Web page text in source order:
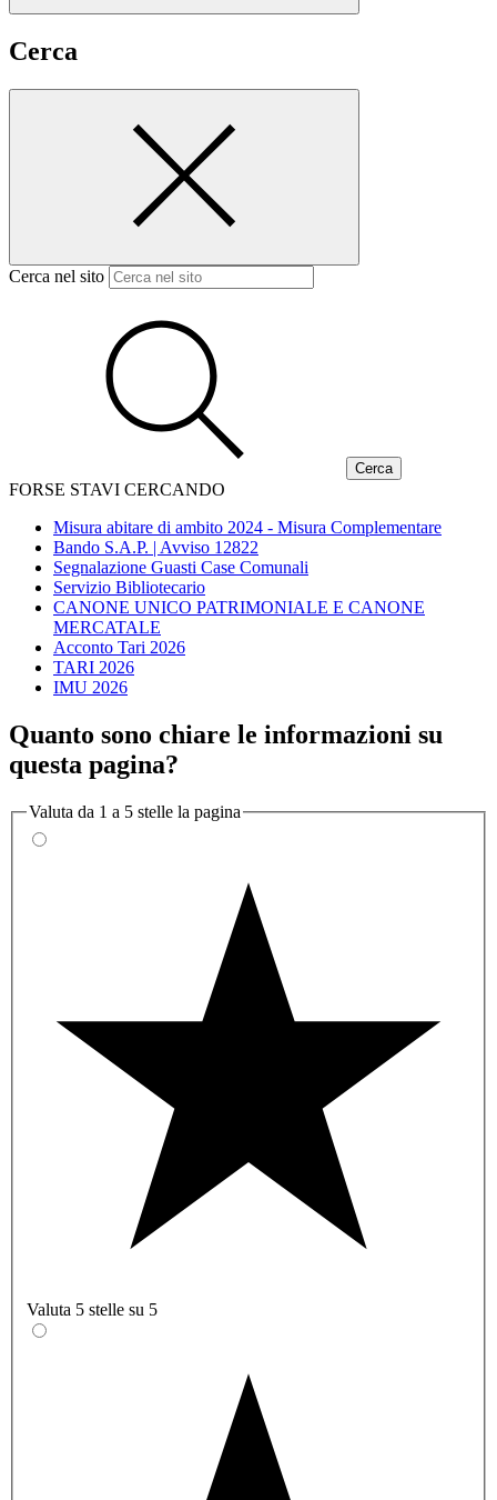
Cerca
Cerca nel sito
FORSE STAVI CERCANDO
Misura abitare di ambito 2024 - Misura Complementare
Bando S.A.P. | Avviso 12822
Segnalazione Guasti Case Comunali
Servizio Bibliotecario
CANONE UNICO PATRIMONIALE E CANONE
MERCATALE
Acconto Tari 2026
TARI 2026
IMU 2026
Quanto sono chiare le informazioni su
questa pagina?
Valuta da 1 a 5 stelle la pagina
Valuta 5 stelle su 5